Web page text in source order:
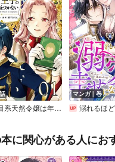
は年下王子の想いに気づかない【単話版】
マンガ｜巻
溺れるほど愛されて、幸せになって
に関心がある人にお